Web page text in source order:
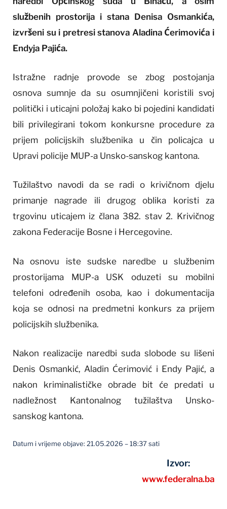
službenih prostorija i stana Denisa Osmankića,
izvršeni su i pretresi stanova Aladina Ćerimovića i
Endyja Pajića.
Istražne radnje provode se zbog postojanja
osnova sumnje da su osumnjičeni koristili svoj
politički i uticajni položaj kako bi pojedini kandidati
bili privilegirani tokom konkursne procedure za
prijem policijskih službenika u čin policajca u
Upravi policije MUP-a Unsko-sanskog kantona.
Tužilaštvo navodi da se radi o krivičnom djelu
primanje nagrade ili drugog oblika koristi za
trgovinu uticajem iz člana 382. stav 2. Krivičnog
zakona Federacije Bosne i Hercegovine.
Na osnovu iste sudske naredbe u službenim
prostorijama MUP-a USK oduzeti su mobilni
telefoni određenih osoba, kao i dokumentacija
koja se odnosi na predmetni konkurs za prijem
policijskih službenika.
Nakon realizacije naredbi suda slobode su lišeni
Denis Osmankić, Aladin Ćerimović i Endy Pajić, a
nakon kriminalističke obrade bit će predati u
nadležnost Kantonalnog tužilaštva Unsko-
sanskog kantona.
Datum i vrijeme objave: 21.05.2026 – 18:37 sati
Izvor:
www.federalna.ba